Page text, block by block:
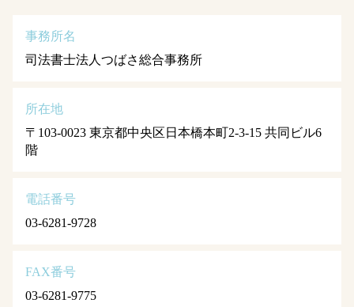
事務所名
司法書士法人つばさ総合事務所
所在地
〒103-0023 東京都中央区日本橋本町2-3-15 共同ビル6
階
電話番号
03-6281-9728
FAX番号
03-6281-9775